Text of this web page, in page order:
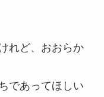
れど、おおらか
であってほしい